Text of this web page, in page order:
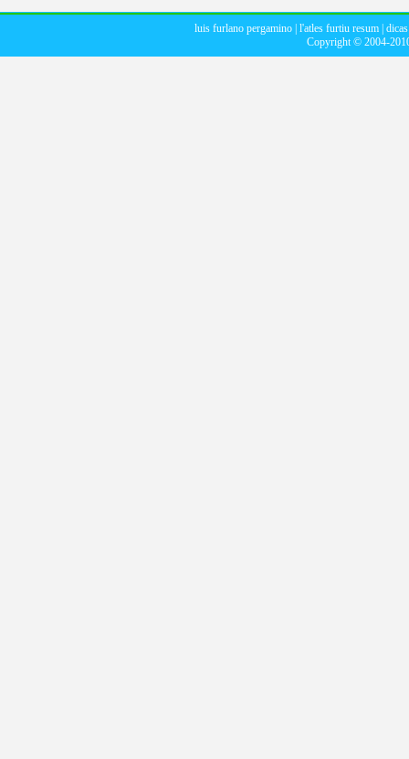
luis furlano pergamino l'atles furtiu resum
Copyright © 2004-